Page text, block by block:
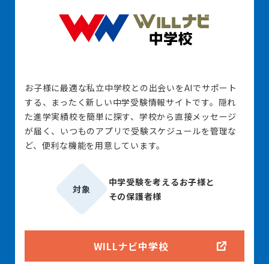
お子様に最適な私立中学校との出会いをAIでサポート
する、まったく新しい中学受験情報サイトです。隠れ
た進学実績校を簡単に探す、学校から直接メッセージ
が届く、いつものアプリで受験スケジュールを管理な
ど、便利な機能を用意しています。
対象
中学受験を考えるお子様と
その保護者様
WILLナビ中学校